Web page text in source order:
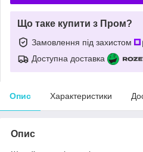
Що таке купити з Пром?
Замовлення під захистом
Доступна доставка
Опис Характеристики
Опис